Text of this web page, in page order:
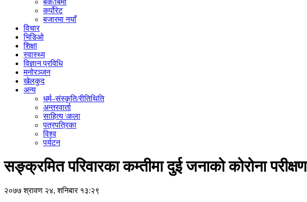
बैंक/बिमा
कर्पोरेट
बजारमा नयाँ
विचार
भिडिओ
शिक्षा
स्वास्थ्य
विज्ञान प्रविधि
मनोरञ्जन
खेलकुद
अन्य
धर्म–संस्कृति/रीतिथिति
अन्तरवार्ता
साहित्य \कला
पत्रपत्रिका
विश्व
पर्यटन
सङ्क्रमित परिवारका कम्तीमा दुई जनाको कोरोना परीक्षण
२०७७ श्रावण २४, शनिबार १३:२९